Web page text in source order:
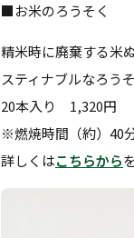
■お米のろうそく
精米時に廃棄する米
スティナブルなろう
20本入り 1,320円
※燃焼時間（約）40
詳しくはこちらから